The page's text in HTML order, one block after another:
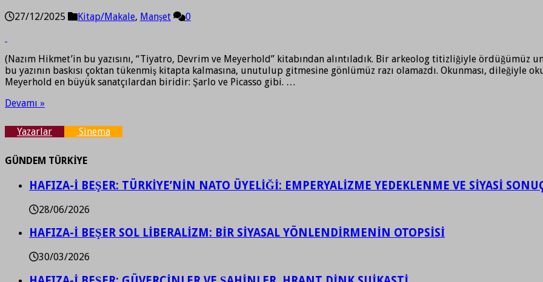
27/12/2025 Kitap/Makale, Manşet 0
(Nazım Hikmet’in bu yazısını, “Tiyatro, Devrim ve Meyerhold” kitabından alıntıladık. Bir arkeolog titizliğiyle
bu yazının baskısı çoktan tükenmiş kitapta kalmasına, unutulup gitmesine gönlümüz razı olamazdı. Okunması, dileğiyle
Meyerhold en büyük sanatçılardan biridir: Şarlo ve Picasso gibi. …
Devamı »
Yazarlar Sinema
GÜNDEM TÜRKİYE
HAFIZA-İ BEŞER: TÜRKİYE’NİN NATO ÜYELİĞİ: EMPERYALİZME YEDEKLENME VE SİYASİ
28/06/2026
HAFIZA-İ BEŞER SOL LİBERALİZM: BİR SİYASAL YÖNLENDİRMENİN OTOPSİSİ
30/03/2026